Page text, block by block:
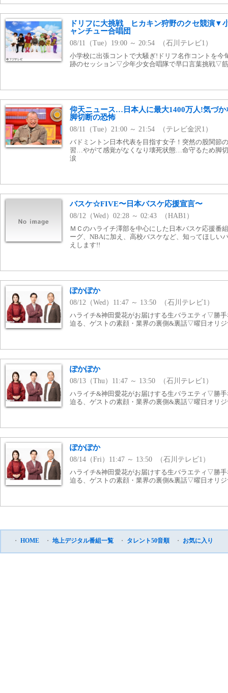
ドリフに大挑戦 ヒカキン狩野のクセ競演▼
ャンチュー合唱団
08/11（Tue）19:00 ～ 20:54 （石川テレビ1）
小学校に出張コントで大騒ぎ!ドリフ名作コントを
跡のセッション▽少年少女合唱隊で早口言葉挑戦▽
仰天ニュース…日本人に最大1400万人!気づか
脚切断の恐怖
08/11（Tue）21:00 ～ 21:54 （テレビ金沢1）
バドミントン日本代表を目指す女子！突然の股関節
習…やがて感覚がなくなり壊死状態…命守るため脚
涙
バスケ☆FIVE〜日本バスケ応援宣言〜
08/12（Wed）02:28 ～ 02:43 （HAB1）
ＭＣのハライチ澤部を中心にした日本バスケ応援番
ーグ、NBAに加え、高校バスケなど、知ってほしい
えします!!
ぽかぽか
08/12（Wed）11:47 ～ 13:50 （石川テレビ1）
ハライチ&神田愛花がお届けする生バラエティ▽勝
迫る、ゲストの素顔・業界の裏側&裏話▽曜日オリ
ぽかぽか
08/13（Thu）11:47 ～ 13:50 （石川テレビ1）
ハライチ&神田愛花がお届けする生バラエティ▽勝
迫る、ゲストの素顔・業界の裏側&裏話▽曜日オリ
ぽかぽか
08/14（Fri）11:47 ～ 13:50 （石川テレビ1）
ハライチ&神田愛花がお届けする生バラエティ▽勝
迫る、ゲストの素顔・業界の裏側&裏話▽曜日オリ
・ HOME ・ 地上デジタル番組一覧 ・ タレント50音順 ・ お気に入り